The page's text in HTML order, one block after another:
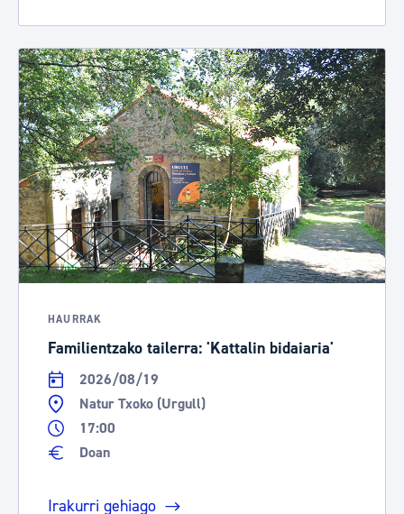
HAURRAK
Familientzako tailerra: 'Kattalin bidaiaria'
2026/08/19
Natur Txoko (Urgull)
17:00
Doan
Irakurri gehiago